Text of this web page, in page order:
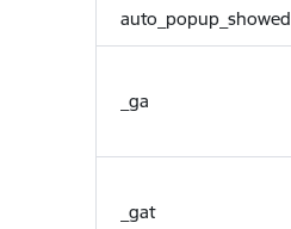
auto_popup_showed
_ga
_gat